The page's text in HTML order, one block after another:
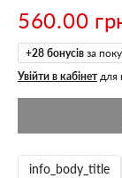
560.00
+28 бонусів за
Увійти в кабінет для
info_body_title